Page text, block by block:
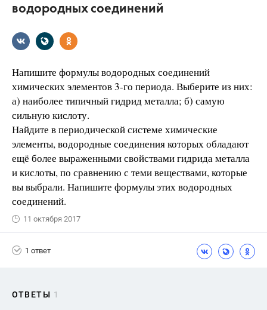
водородных соединений
Напишите формулы водородных соединений
химических элементов 3-го периода. Выберите из них:
а) наиболее типичный гидрид металла; б) самую
сильную кислоту.
Найдите в периодической системе химические
элементы, водородные соединения которых обладают
ещё более выраженными свойствами гидрида металла
и кислоты, по сравнению с теми веществами, которые
вы выбрали. Напишите формулы этих водородных
соединений.
11 октября 2017
1 ответ
ОТВЕТЫ 1